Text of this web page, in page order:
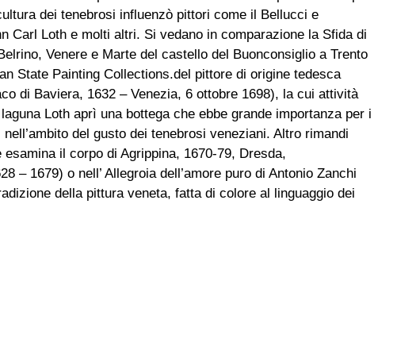
dei tenebrosi influenzò pittori come il Bellucci e
Carl Loth e molti altri. Si vedano in comparazione la Sfida di
Venere e Marte del castello del Buonconsiglio a Trento
State Painting Collections.del pittore di origine tedesca
di Baviera, 1632 – Venezia, 6 ottobre 1698), la cui attività
Loth aprì una bottega che ebbe grande importanza per i
del gusto dei tenebrosi veneziani. Altro rimandi
il corpo di Agrippina, 1670-79, Dresda,
– 1679) o nell’ Allegroia dell’amore puro di Antonio Zanchi
della pittura veneta, fatta di colore al linguaggio dei